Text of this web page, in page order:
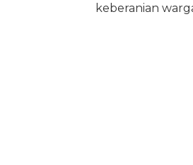
keberanian